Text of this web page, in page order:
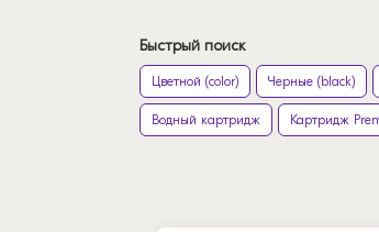
Быстрый поиск
Цветной (color) Черные (black)
Водный картридж Картридж